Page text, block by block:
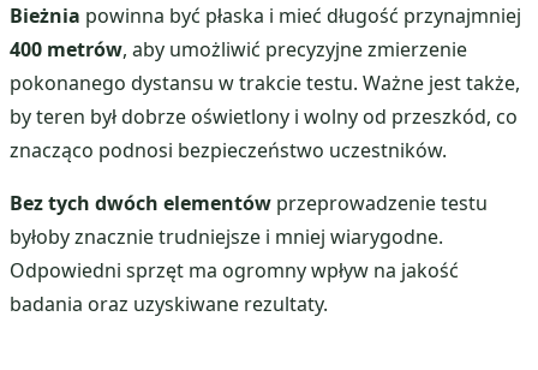
Bieżnia powinna być płaska i mieć długość przynajmniej
400 metrów, aby umożliwić precyzyjne zmierzenie
pokonanego dystansu w trakcie testu. Ważne jest także,
by teren był dobrze oświetlony i wolny od przeszkód, co
znacząco podnosi bezpieczeństwo uczestników.
Bez tych dwóch elementów przeprowadzenie testu
byłoby znacznie trudniejsze i mniej wiarygodne.
Odpowiedni sprzęt ma ogromny wpływ na jakość
badania oraz uzyskiwane rezultaty.